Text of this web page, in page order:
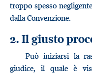
troppo spesso
dalla Convenzione.
2. Il giusto
Può iniziarsi la
giudice, il quale è